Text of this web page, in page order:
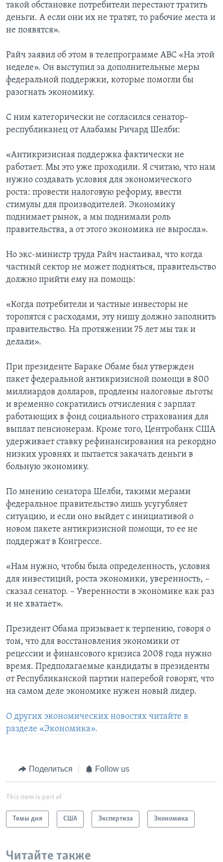
такой обстановке потребители перестают тратить
деньги. А если они их не тратят, то рабочие места и
не появятся».
Райч заявил об этом в телепрограмме АВС «На этой
неделе». Он выступил за дополнительные меры
федеральной поддержки, которые помогли бы
разогнать экономику.
С ним категорически не согласился сенатор-
республиканец от Алабамы Ричард Шелби:
«Антикризисная поддержка фактически не
работает. Мы это уже проходили. Я считаю, что нам
нужно создавать условия для экономического
роста: провести налоговую реформу, ввести
стимулы для производителей. Экономику
поднимает рынок, а мы поднимали роль
правительства, а от этого экономика не выросла».
Но экс-министр труда Райч настаивал, что когда
частный сектор не может подняться, правительство
должно прийти ему на помощь:
«Когда потребители и частные инвесторы не
торопятся с расходами, эту нишу должно заполнить
правительство. На протяжении 75 лет мы так и
делали».
При президенте Бараке Обаме был утвержден
пакет федеральной антикризисной помощи в 800
миллиардов долларов, продлены налоговые льготы
и временно сократились отчисления с зарплат
работающих в фонд социального страхования для
выплат пенсионерам. Кроме того, Центробанк США
удерживает ставку рефинансирования на рекордно
низких уровнях и пытается закачать деньги в
больную экономику.
По мнению сенатора Шелби, такими мерами
федеральное правительство лишь усугубляет
ситуацию, и если оно выйдет с инициативой о
новом пакете антикризисной помощи, то ее не
поддержат в Конгрессе.
«Нам нужно, чтобы была определенность, условия
для инвестиций, роста экономики, уверенность, –
сказал сенатор. – Уверенности в экономике как раз
и не хватает».
Президент Обама призывает к терпению, говоря о
том, что для восстановления экономики от
рецессии и финансового кризиса 2008 года нужно
время. Предполагаемые кандидаты в президенты
от Республиканской партии наперебой говорят, что
на самом деле экономике нужен новый лидер.
О других экономических новостях читайте в
разделе «Экономика».
Поделиться Follow us
This item is part of
Темы дня США Экспертиза Экономика
Читайте также